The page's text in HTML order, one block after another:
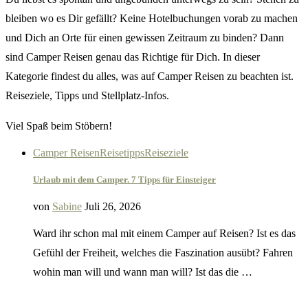
bleiben wo es Dir gefällt? Keine Hotelbuchungen vorab zu machen
und Dich an Orte für einen gewissen Zeitraum zu binden? Dann
sind Camper Reisen genau das Richtige für Dich. In dieser
Kategorie findest du alles, was auf Camper Reisen zu beachten ist.
Reiseziele, Tipps und Stellplatz-Infos.
Viel Spaß beim Stöbern!
Camper ReisenReisetippsReiseziele
Urlaub mit dem Camper. 7 Tipps für Einsteiger
von Sabine Juli 26, 2026
Ward ihr schon mal mit einem Camper auf Reisen? Ist es das
Gefühl der Freiheit, welches die Faszination ausübt? Fahren
wohin man will und wann man will? Ist das die …